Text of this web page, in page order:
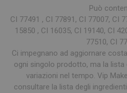
Può
CI 77491 , CI 77891, CI 77007, CI
15850 , CI 16035, CI 19140, CI
77510, CI
Ci impegnano ad aggiornare
ogni singolo prodotto, ma la lista
variazioni nel tempo. Vip
consultare la lista degli